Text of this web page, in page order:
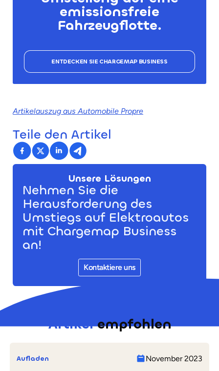
Teile den Artikel
Unsere Lösungen
Nehmen Sie die
Herausforderung des
Umstiegs auf Elektroautos
mit Chargemap Business
an!
Kontaktiere uns
emissionsfreie
Fahrzeugflotte.
ENTDECKEN SIE CHARGEMAP BUSINESS
Artikelauszug aus Automobile Propre
Artikelempfohlen
Aufladen November 2023